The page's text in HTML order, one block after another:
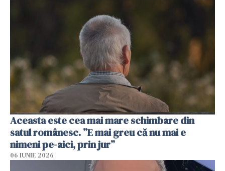
Aceasta este cea mai mare schimbare din
satul românesc. ”E mai greu că nu mai e
nimeni pe-aici, prin jur”
06 IUNIE 2026